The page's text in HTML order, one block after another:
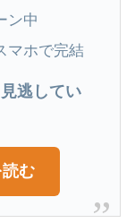
ン中
マホで完結
逃してい
む